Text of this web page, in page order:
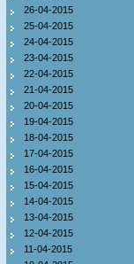
26-04-2015
25-04-2015
24-04-2015
23-04-2015
22-04-2015
21-04-2015
20-04-2015
19-04-2015
18-04-2015
17-04-2015
16-04-2015
15-04-2015
14-04-2015
13-04-2015
12-04-2015
11-04-2015